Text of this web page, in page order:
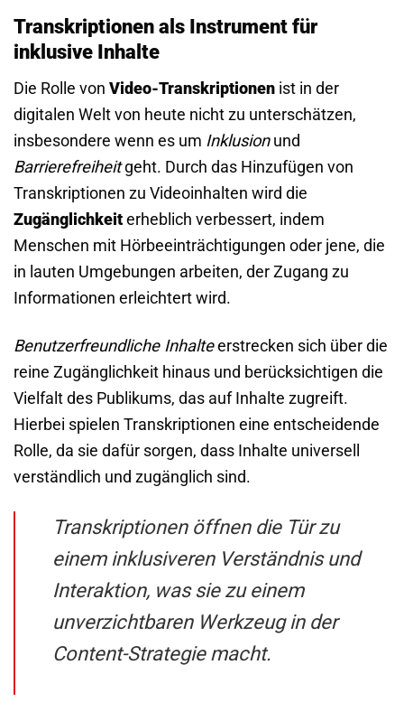
Transkriptionen als Instrument für
inklusive Inhalte
Die Rolle von Video-Transkriptionen ist in der
digitalen Welt von heute nicht zu unterschätzen,
insbesondere wenn es um Inklusionund
Barrierefreiheitgeht. Durch das Hinzufügen von
Transkriptionen zu Videoinhalten wird die
Zugänglichkeiterheblich verbessert, indem
Menschen mit Hörbeeinträchtigungen oder jene, die
in lauten Umgebungen arbeiten, der Zugang zu
Informationen erleichtert wird.
Benutzerfreundliche Inhalteerstrecken sich über die
reine Zugänglichkeit hinaus und berücksichtigen die
Vielfalt des Publikums, das auf Inhalte zugreift.
Hierbei spielen Transkriptionen eine entscheidende
Rolle, da sie dafür sorgen, dass Inhalte universell
verständlich und zugänglich sind.
Transkriptionen öffnen die Tür zu
einem inklusiveren Verständnis und
Interaktion, was sie zu einem
unverzichtbaren Werkzeug in der
Content-Strategie macht.